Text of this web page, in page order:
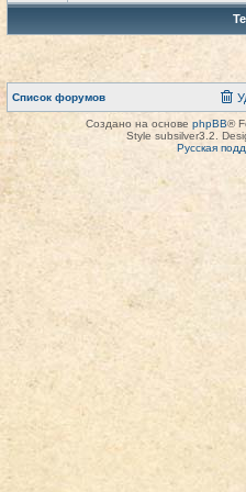
Список форумов
Создано на основе phpBB®
Style subsilver3.2.
Русская